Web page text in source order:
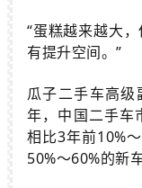
“蛋糕越来越大
有提升空间。”
瓜子二手车高级
年，中国二手车
相比3年前10%
50%～60%的新